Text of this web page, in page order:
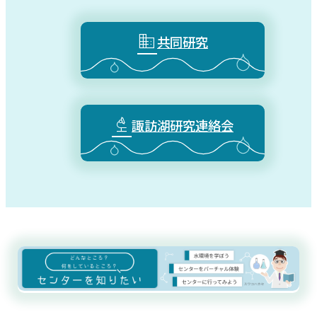
共同研究
 諏訪湖研究連絡会